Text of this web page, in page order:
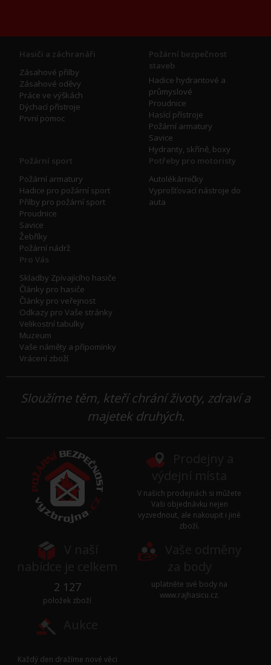
Hasiči a záchranáři
Zásahové přilby
Zásahové oděvy
Práce ve výškách
Dýchací přístroje
První pomoc
Požární bezpečnost
staveb
Hadice hydrantové a
průmyslové
Proudnice
Hasící přístroje
Požární armatury
Savice
Hydranty, skříně, boxy
Požární sport
Požární armatury
Hadice pro požární sport
Přilby pro požární sport
Proudnice
Savice
Žebříky
Požární nádrž
Potřeby pro motoristy
Autolékárničky
Vyprošťovací nástroje do
auta
Pro Vás
Skladby Zpívajícího hasiče
Články pro hasiče
Články pro veřejnost
Odkazy pro Vaše stránky
Velikostní tabulky
Muzeum
Vaše náměty a přípomínky
Vrácení zboží
Sloužíme těm, kteří chrání životy, zdraví a
majetek druhých.
V našich prodejnách si můžete
Vaši objednávku nejen
vyzvednout, ale nakoupit i jiné
zboží.
2 127
položek zboží
uplatněte své body na
www.rajhasicu.cz.
Každý den dražíme nové věci